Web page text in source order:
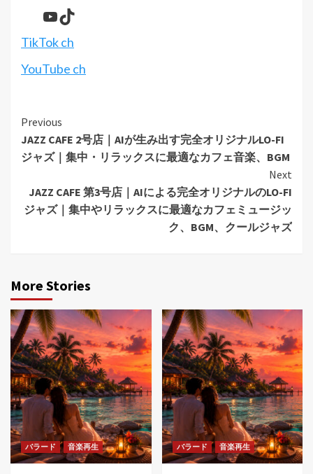
YouTube
TikTok
TikTok ch
YouTube ch
Continue
Reading
Previous
JAZZ CAFE 2号店｜AIが生み出す完全オリジナルLO-FI
ジャズ｜集中・リラックスに最適なカフェ音楽、BGM
Next
JAZZ CAFE 第3号店｜AIによる完全オリジナルのLO-FI
ジャズ｜集中やリラックスに最適なカフェミュージッ
ク、BGM、クールジャズ
More Stories
バラード 音楽再生 バラード 音楽再生